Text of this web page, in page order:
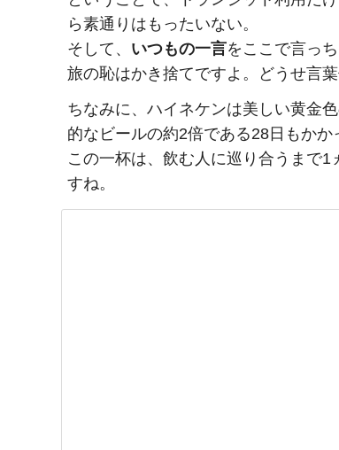
ら素通りはもったいない。
そして、 いつもの一言をここで言っ
旅の恥はかき捨てですよ。どうせ言
ちなみに、ハイネケンは美しい黄金
的なビールの約2倍である28日もかか
この一杯は、飲む人に巡り合うまで
すね。